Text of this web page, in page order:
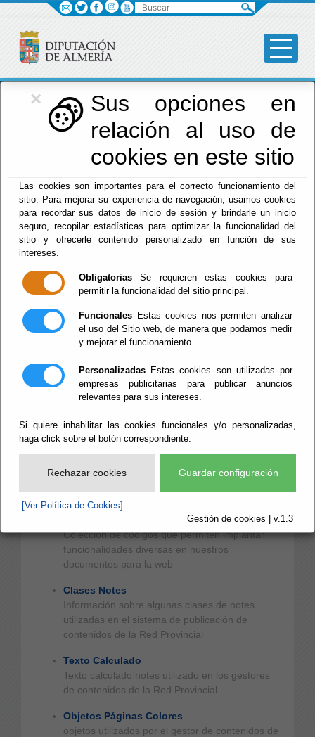
×
Sus opciones en
relación al uso de
cookies en este sitio
Las cookies son importantes para el correcto funcionamiento del
sitio. Para mejorar su experiencia de navegación, usamos cookies
para recordar sus datos de inicio de sesión y brindarle un inicio
seguro, recopilar estadísticas para optimizar la funcionalidad del
sitio y ofrecerle contenido personalizado en función de sus
intereses.
Obligatorias Se requieren estas cookies para
permitir la funcionalidad del sitio principal.
Funcionales Estas cookies nos permiten analizar
el uso del Sitio web, de manera que podamos medir
y mejorar el funcionamiento.
Personalizadas Estas cookies son utilizadas por
empresas publicitarias para publicar anuncios
relevantes para sus intereses.
Si quiere inhabilitar las cookies funcionales y/o personalizadas,
haga click sobre el botón correspondiente.
Rechazar cookies Guardar configuración
[Ver Política de Cookies]
Gestión de cookies | v.1.3
Red Provincial
de Almería
Menú RPC
Inicio - Información para Editores de la RPC
posibilitan extraer información de los sistemas
de la Red Provincial
Manuales e Instrucciones
Acceso a los manuales e instrucciones
Manuales e Instrucciones Internas
manuales e instrucciones de acceso restringido
Procedimientos Normalizados RPC
procesos electrónicos disponibles para
Adheridos a la Red Provincial
Colección de códigos que permiten implantar
funcionalidades diversas en nuestros
documentos para la web
Clases Notes
Información sobre algunas clases de notes
utilizadas en el sistema de publicación de
contenidos de la Red Provincial
Texto Calculado
Texto calculado notes utilizado en los gestores
de contenidos de la Red Provincial
Objetos Páginas Colores
objetos utilizados por el gestor de contenidos de
Buscar